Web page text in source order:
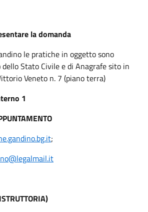
la domanda
le pratiche in oggetto sono
dello Stato Civile e di Anagrafe sito in
Veneto n. 7 (piano terra)
1
;